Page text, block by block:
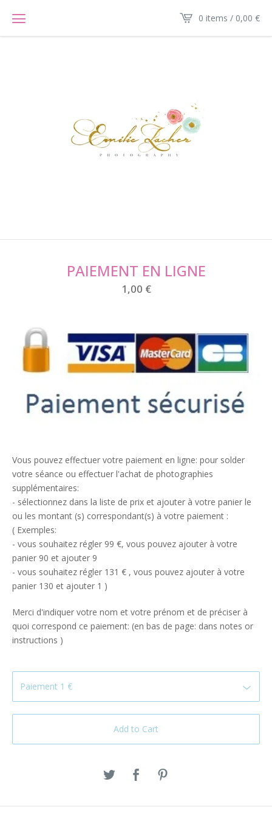
0 items / 0,00 €
PAIEMENT EN LIGNE
1,00 €
Vous pouvez effectuer votre paiement en ligne: pour solder
votre séance ou effectuer l'achat de photographies
supplémentaires:
- sélectionnez dans la liste de prix et ajouter à votre panier le
ou les montant (s) correspondant(s) à votre paiement :
( Exemples:
- vous souhaitez régler 99 €, vous pouvez ajouter à votre
panier 90 et ajouter 9
- vous souhaitez régler 131 € , vous pouvez ajouter à votre
panier 130 et ajouter 1 )
Merci d'indiquer votre nom et votre prénom et de préciser à
quoi correspond ce paiement: (en bas de page: dans notes or
instructions )
Add to Cart